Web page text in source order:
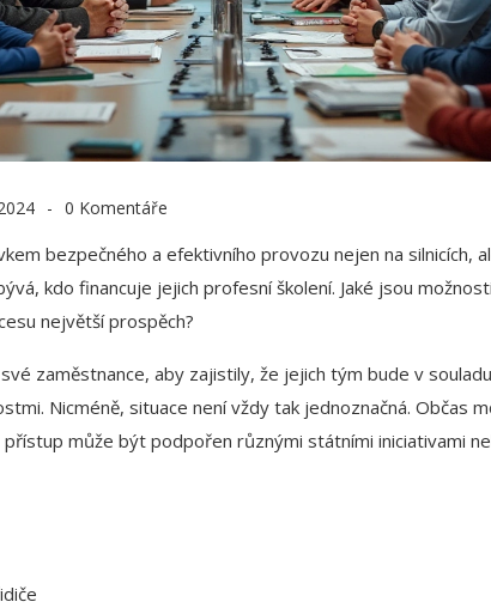
0 Komentáře
bezpečného a efektivního provozu nejen na silnicích,
kdo financuje jejich profesní školení. Jaké jsou
největší prospěch?
zaměstnance, aby zajistily, že jejich tým bude v
Nicméně, situace není vždy tak jednoznačná. Občas
může být podpořen různými státními iniciativami